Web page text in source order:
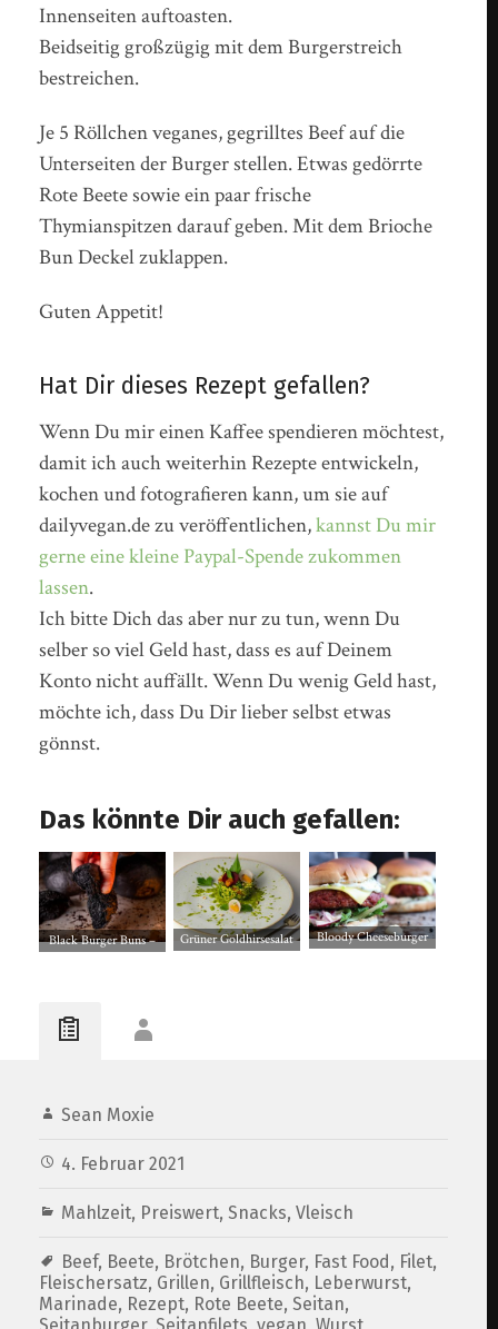
Innenseiten auftoasten.
Beidseitig großzügig mit dem Burgerstreich
bestreichen.
Je 5 Röllchen veganes, gegrilltes Beef auf die
Unterseiten der Burger stellen. Etwas gedörrte
Rote Beete sowie ein paar frische
Thymianspitzen darauf geben. Mit dem Brioche
Bun Deckel zuklappen.
Guten Appetit!
Hat Dir dieses Rezept gefallen?
Wenn Du mir einen Kaffee spendieren möchtest,
damit ich auch weiterhin Rezepte entwickeln,
kochen und fotografieren kann, um sie auf
dailyvegan.de zu veröffentlichen,kannst Du mir
gerne eine kleine Paypal-Spende zukommen
lassen.
Ich bitte Dich das aber nur zu tun, wenn Du
selber so viel Geld hast, dass es auf Deinem
Konto nicht auffällt. Wenn Du wenig Geld hast,
möchte ich, dass Du Dir lieber selbst etwas
gönnst.
Das könnte Dir auch gefallen:
Black Burger Buns –
Grüner Goldhirsesalat
Bloody Cheeseburger
Sean Moxie
4. Februar 2021
Mahlzeit, Preiswert,Snacks,Vleisch
Beef, Beete, Brötchen, Burger, Fast Food, Filet,
Fleischersatz, Grillen, Grillfleisch, Leberwurst,
Marinade, Rezept, Rote Beete,Seitan,